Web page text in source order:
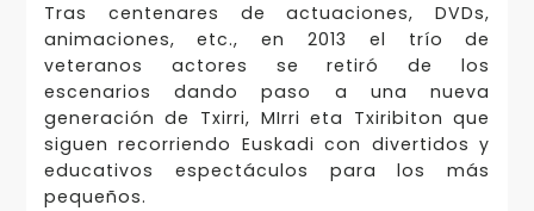
Tras centenares de actuaciones, DVDs,
animaciones, etc., en 2013 el trío de
veteranos actores se retiró de los
escenarios dando paso a una nueva
generación de Txirri, MIrri eta Txiribiton que
siguen recorriendo Euskadi con divertidos y
educativos espectáculos para los más
pequeños.